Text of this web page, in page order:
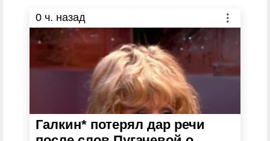
0 ч. назад
Галкин* потерял дар речи